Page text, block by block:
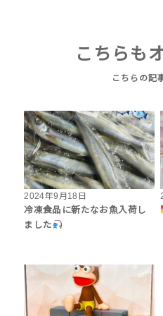
こちらも
2024年9月18日
冷凍食品に新たなお魚入荷し
ました